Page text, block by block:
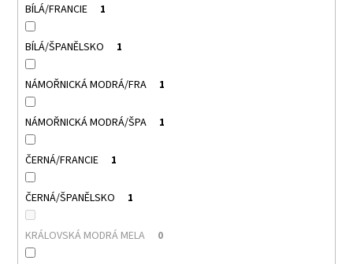
BÍLÁ/FRANCIE 1
BÍLÁ/ŠPANĚLSKO 1
NÁMOŘNICKÁ MODRÁ/FRA 1
NÁMOŘNICKÁ MODRÁ/ŠPA 1
ČERNÁ/FRANCIE 1
ČERNÁ/ŠPANĚLSKO 1
KRÁLOVSKÁ MODRÁ MELA 0